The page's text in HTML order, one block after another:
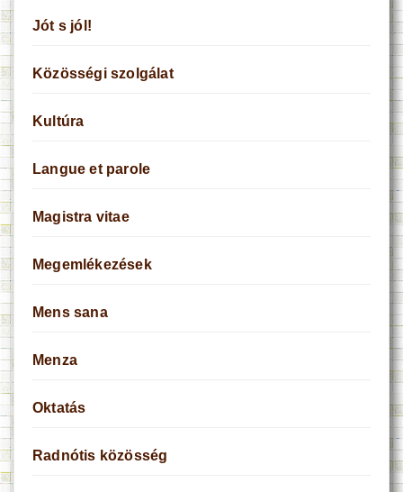
Jót s jól!
Közösségi szolgálat
Kultúra
Langue et parole
Magistra vitae
Megemlékezések
Mens sana
Menza
Oktatás
Radnótis közösség